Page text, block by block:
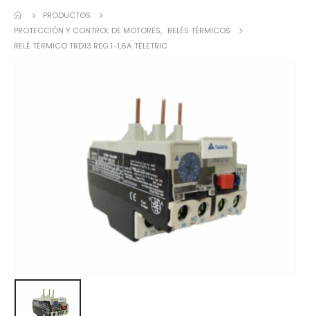
PRODUCTOS
PROTECCIÓN Y CONTROL DE MOTORES, RELÉS TÉRMICOS
RELÉ TÉRMICO TRD13 REG.1-1,6A TELETRIC